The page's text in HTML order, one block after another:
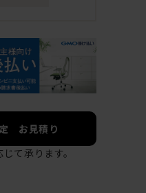
お見積り
て承ります。